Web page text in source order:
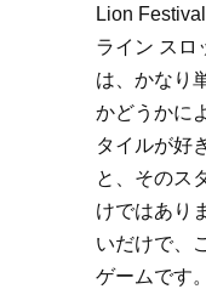
Lion
ライン スロ
は、かなり
かどうかに
タイルが好
と、そのス
けではあり
いだけで、
ゲームです